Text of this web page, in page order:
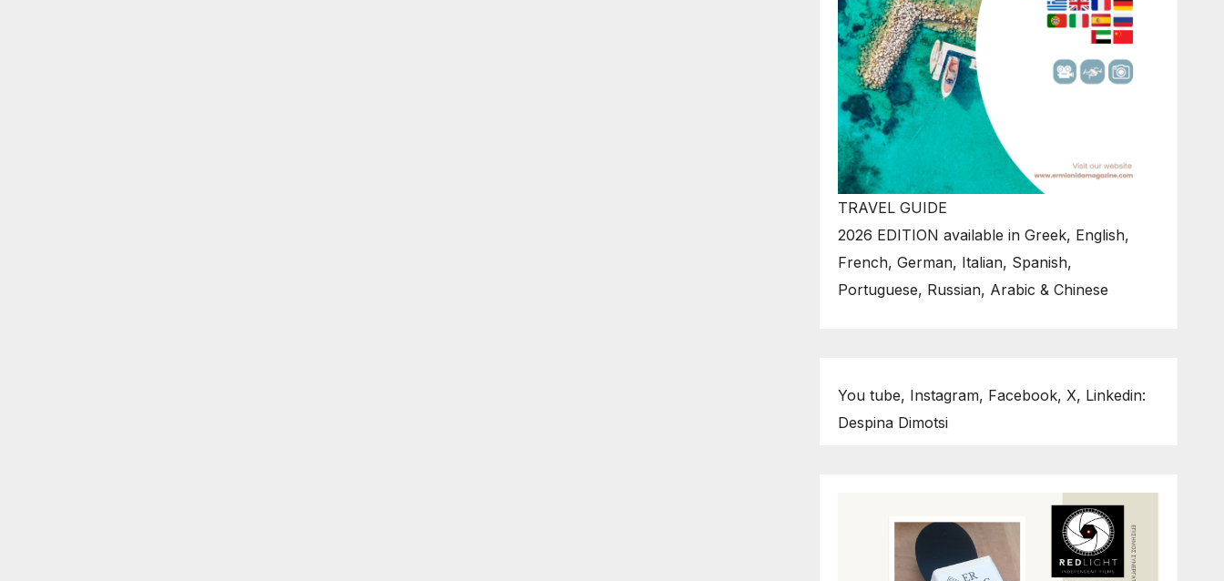
TRAVEL GUIDE
2026 EDITION available in Greek, English,
French, German, Italian, Spanish,
Portuguese, Russian, Arabic & Chinese
You tube, Instagram, Facebook, X, Linkedin:
Despina Dimotsi